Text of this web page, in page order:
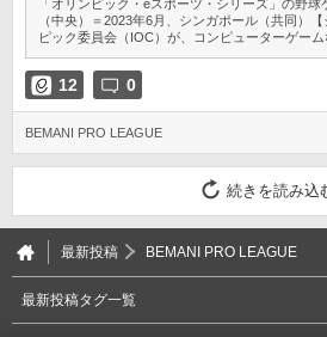
「オリンピック・eスポーツ・シリーズ」の野
（中央）＝2023年6月、シンガポール（共同）
ピック委員会（IOC）が、コンピューターゲー
12 0
BEMANI PRO LEAGUE
続きを読み込
最新投稿 BEMANI PRO LEAGUE
最新投稿タグ一覧